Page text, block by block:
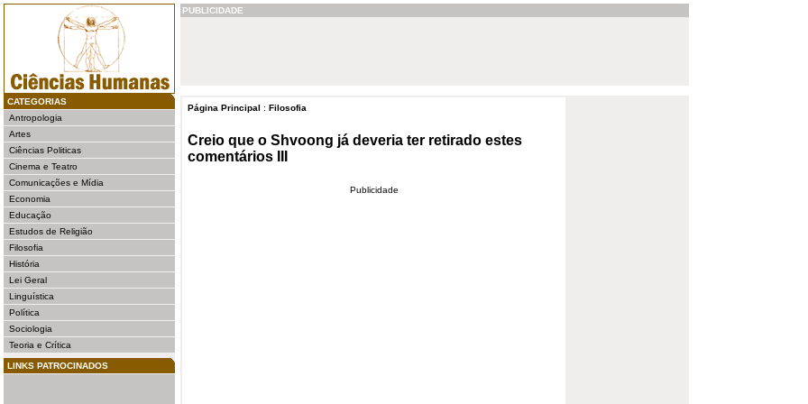
CATEGORIAS
Antropologia
Artes
Ciências Politicas
Cinema e Teatro
Comunicações e Mídia
Economia
Educação
Estudos de Religião
Filosofia
História
Lei Geral
Linguística
Política
Sociologia
Teoria e Crítica
LINKS PATROCINADOS
PUBLICIDADE
Página Principal : Filosofia
Creio que o Shvoong já deveria ter retirado estes
comentários III
Publicidade